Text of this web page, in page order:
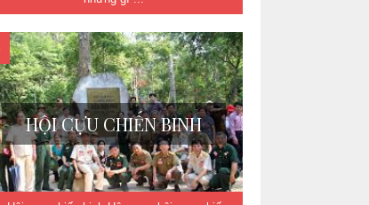
HỘI CỰU CHIẾN BINH